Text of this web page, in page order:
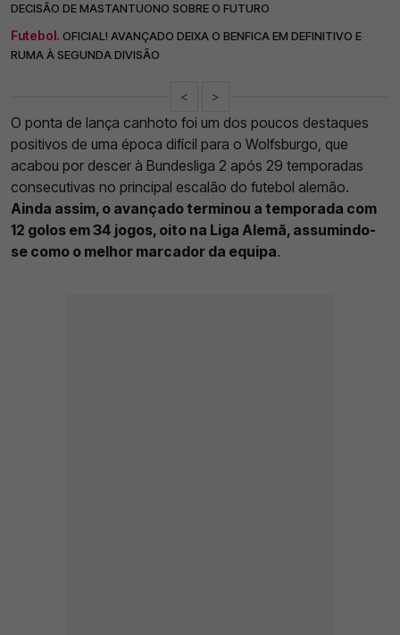
DECISÃO DE MASTANTUONO SOBRE O FUTURO
Futebol. OFICIAL! AVANÇADO DEIXA O BENFICA EM DEFINITIVO E
RUMA À SEGUNDA DIVISÃO
< >
O ponta de lança canhoto foi um dos poucos destaques
positivos de uma época difícil para o Wolfsburgo, que
acabou por descer à Bundesliga 2 após 29 temporadas
consecutivas no principal escalão do futebol alemão.
Ainda assim, o avançado terminou a temporada com
12 golos em 34 jogos, oito na Liga Alemã, assumindo-
se como o melhor marcador da equipa.